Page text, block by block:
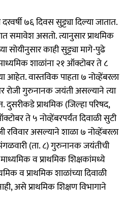
७६ दिवस सुट्ट्या दिल्या जातात.
समावेश असतो. त्यानुसार प्राथमिक
सोयीनुसार काही सुट्ट्या मागे-पुढे
शाळांना २१ ऑक्टोबर ते ८
आहेत. वास्तविक पाहता ७ नोव्हेंबरला
रोजी गुरुनानक जयंती असल्याने त्या
प्राथमिक (जिल्हा परिषद,
ते ५ नोव्हेंबरपर्यंत दिवाळी सुटी
असल्याने शाळा ७ नोव्हेंबरला
(ता. ८) गुरुनानक जयंतीची
व प्राथमिक शिक्षकांमध्ये
व प्राथमिक शाळांच्या दिवाळी
असे प्राथमिक शिक्षण विभागाने